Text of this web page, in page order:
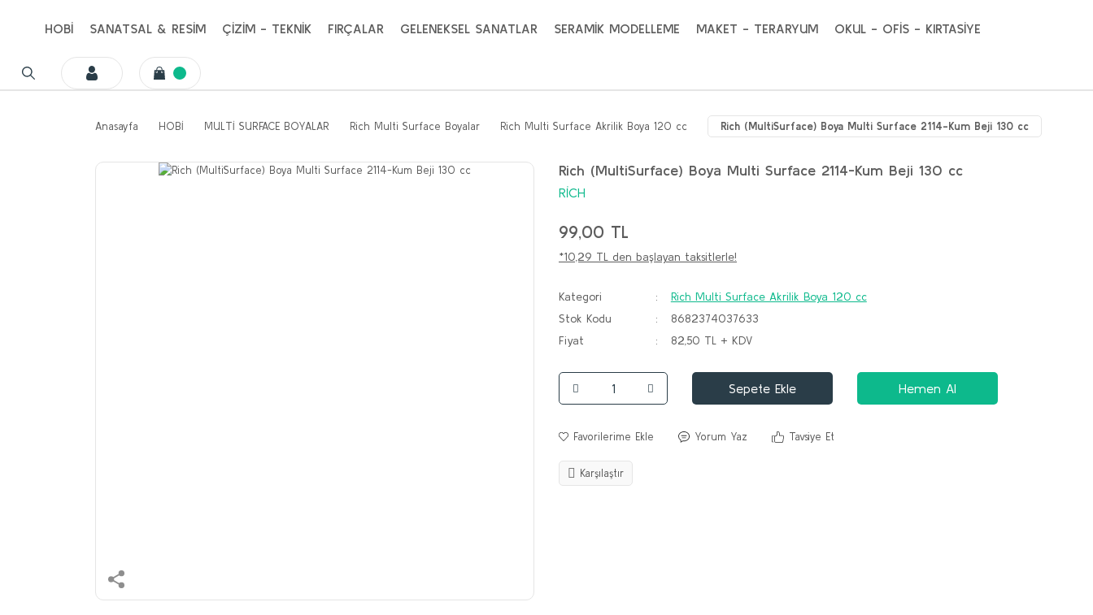
HOBİ SANATSAL & RESİM ÇİZİM - TEKNİK FIRÇALAR GELENEKSEL SANATLAR SERAMİK MODELLEME MAKET - TERARYUM OKUL - OFİS - KIRTASİYE
Anasayfa HOBİ MULTİ SURFACE BOYALAR Rich Multi Surface Boyalar Rich Multi Surface Akrilik Boya 120 cc Rich (MultiSurface) Boya Multi Surface 2114-Kum Beji 130 cc
Rich (MultiSurface) Boya Multi Surface 2114-Kum Beji 130 cc
RİCH
99,00 TL
*10,29 TL den başlayan taksitlerle!
Kategori
Rich Multi Surface Akrilik Boya 120 cc
Stok Kodu
8682374037633
Fiyat
82,50 TL + KDV
Sepete Ekle Hemen Al
Yorum Yaz Tavsiye Et
Karşılaştır